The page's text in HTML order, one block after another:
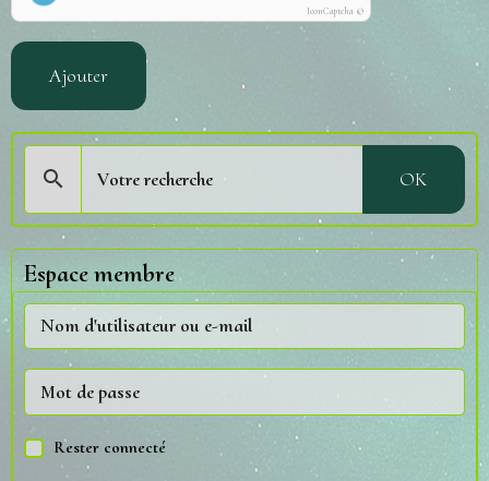
IconCaptcha ©
Ajouter
OK
Espace membre
Rester connecté